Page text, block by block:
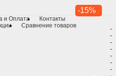
и Оплата
Контакты
Сравнение товаров
-
-
-
-
-
-
-
-15%